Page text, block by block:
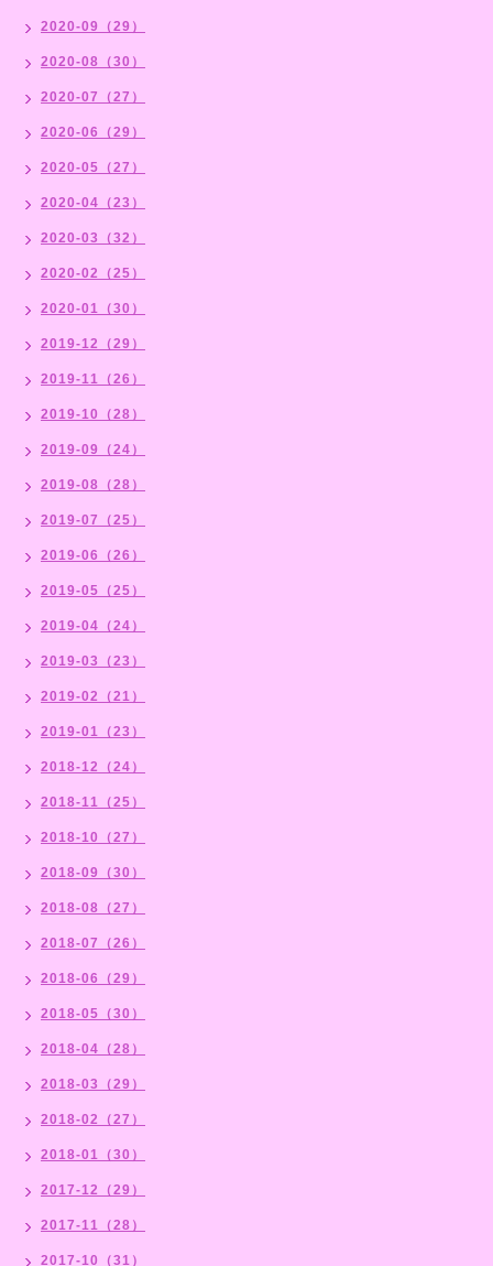
2020-09（29）
2020-08（30）
2020-07（27）
2020-06（29）
2020-05（27）
2020-04（23）
2020-03（32）
2020-02（25）
2020-01（30）
2019-12（29）
2019-11（26）
2019-10（28）
2019-09（24）
2019-08（28）
2019-07（25）
2019-06（26）
2019-05（25）
2019-04（24）
2019-03（23）
2019-02（21）
2019-01（23）
2018-12（24）
2018-11（25）
2018-10（27）
2018-09（30）
2018-08（27）
2018-07（26）
2018-06（29）
2018-05（30）
2018-04（28）
2018-03（29）
2018-02（27）
2018-01（30）
2017-12（29）
2017-11（28）
2017-10（31）